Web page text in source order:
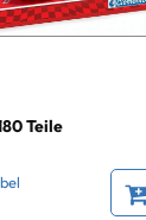
Teile